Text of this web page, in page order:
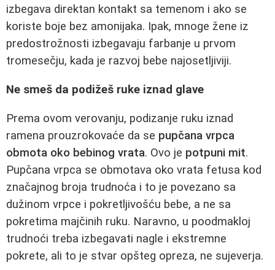
izbegava direktan kontakt sa temenom i ako se
koriste boje bez amonijaka. Ipak, mnoge žene iz
predostrožnosti izbegavaju farbanje u prvom
tromesečju, kada je razvoj bebe najosetljiviji.
Ne smeš da podižeš ruke iznad glave
Prema ovom verovanju, podizanje ruku iznad
ramena prouzrokovaće da se pupčana vrpca
obmota oko bebinog vrata. Ovo je potpuni mit.
Pupčana vrpca se obmotava oko vrata fetusa kod
značajnog broja trudnoća i to je povezano sa
dužinom vrpce i pokretljivošću bebe, a ne sa
pokretima majčinih ruku. Naravno, u poodmakloj
trudnoći treba izbegavati nagle i ekstremne
pokrete, ali to je stvar opšteg opreza, ne sujeverja.